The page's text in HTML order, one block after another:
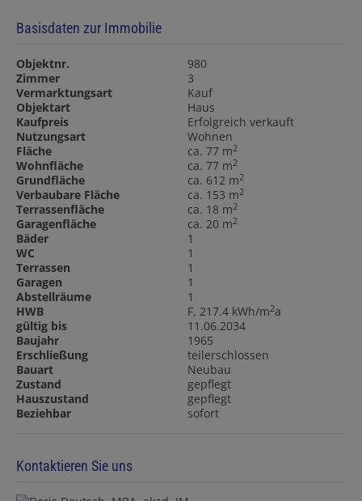
Basisdaten zur Immobilie
Objektnr.
980
Zimmer
3
Vermarktungsart
Kauf
Objektart
Haus
Kaufpreis
Erfolgreich verkauft
Nutzungsart
Wohnen
Fläche
ca. 77 m2
Wohnfläche ca. 77 m2
Grundfläche ca. 612 m2
Verbaubare Fläche ca. 153 m2
Terrassenfläche ca. 18 m2
Garagenfläche ca. 20 m2
Bäder
1
WC
1
Terrassen
1
Garagen
1
Abstellräume
1
HWB
F, 217.4 kWh/m2a
gültig bis
11.06.2034
Baujahr
1965
Erschließung
teilerschlossen
Bauart
Neubau
Zustand
gepflegt
Hauszustand
gepflegt
Beziehbar
sofort
Kontaktieren Sie uns